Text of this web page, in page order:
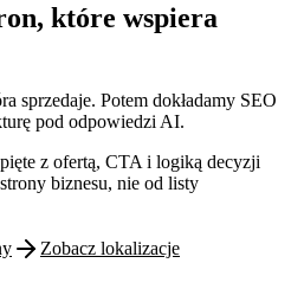
które wspiera
sprzedaje. Potem dokładamy SEO
pod odpowiedzi AI.
z ofertą, CTA i logiką decyzji
biznesu, nie od listy
Zobacz lokalizacje